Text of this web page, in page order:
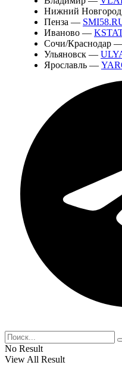
Нижний
Пенза —
Иваново —
Сочи/Краснодар
Ульяновск —
Ярославль —
No Result
View All Result